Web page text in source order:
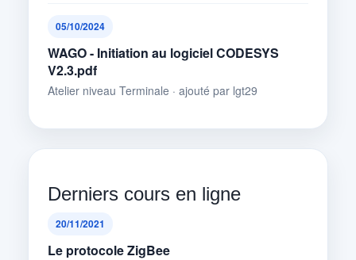
05/10/2024
WAGO - Initiation au logiciel CODESYS
V2.3.pdf
Atelier niveau Terminale · ajouté par lgt29
Derniers cours en ligne
20/11/2021
Le protocole ZigBee